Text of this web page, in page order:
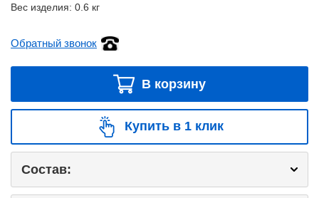
Вес изделия: 0.6 кг
Обратный звонок
В корзину
Купить в 1 клик
Состав: